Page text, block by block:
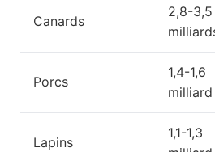
Canards
2,8-3,5
Porcs
1,4-1,6
milliard
Lapins
1,1-1,3